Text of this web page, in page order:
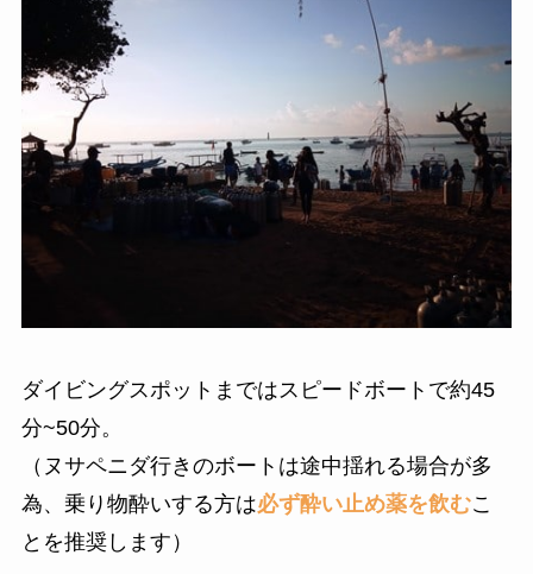
ダイビングスポットまではスピードボートで約45
分~50分。
（ヌサペニダ行きのボートは途中揺れる場合が多
為、乗り物酔いする方は必ず酔い止め薬を飲むこ
とを推奨します）